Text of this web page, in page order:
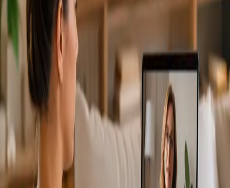
Más información: Cardiología Especialista
Reservar cita
Specialist
Consulta Diagnostico vascular
Duration
Consulta Diagnostico vascular
Reservar
cita
Specialist